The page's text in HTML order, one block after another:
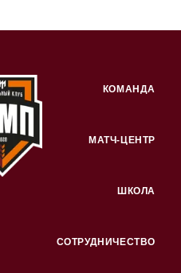
КОМАНДА
МАТЧ-ЦЕНТР
ШКОЛА
СОТРУДНИЧЕСТВО